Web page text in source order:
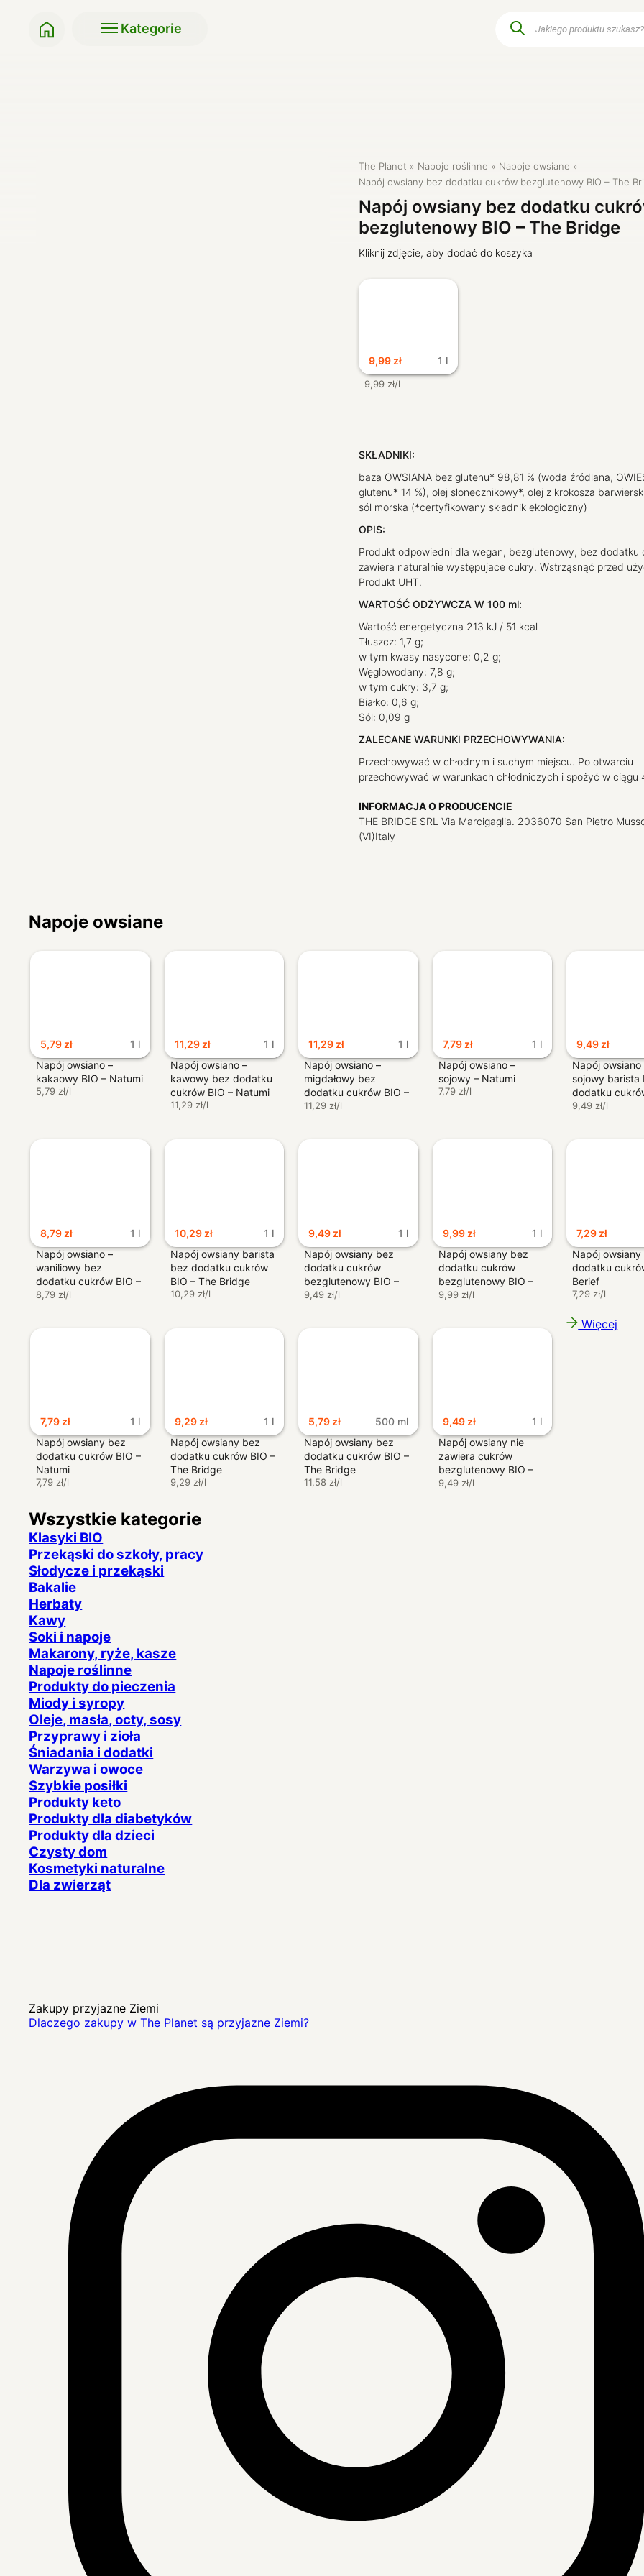
Skanujesz kod QR aplikacją
OpenApp
Produkty dla diabetyków
Kategorie
produktów
The Planet Napoje roślinne
Napoje owsiane
Napój owsiany bez dodatku cukrów bezglutenowy BIO – The
Napój owsiany bez dodatku
bezglutenowy BIO – The Bridge
Kliknij zdjęcie, aby dodać do koszyka
9,99 zł 1 l
9,99 zł/l
SKŁADNIKI:
baza OWSIANA bez glutenu* 98,81 % (woda źródlana,
glutenu* 14 %), olej słonecznikowy*, olej z krokosza
sól morska (*certyfikowany składnik ekologiczny)
OPIS:
Produkt odpowiedni dla wegan, bezglutenowy, bez dodatku
zawiera naturalnie występujace cukry. Wstrząsnąć przed
Produkt UHT.
WARTOŚĆ ODŻYWCZA W 100 ml:
Wartość energetyczna 213 kJ / 51 kcal
Tłuszcz: 1,7 g;
w tym kwasy nasycone: 0,2 g;
Węglowodany: 7,8 g;
w tym cukry: 3,7 g;
Białko: 0,6 g;
Sól: 0,09 g
ZALECANE WARUNKI PRZECHOWYWANIA:
Przechowywać w chłodnym i suchym miejscu. Po otwarciu
przechowywać w warunkach chłodniczych i spożyć w ciągu
INFORMACJA O PRODUCENCIE
THE BRIDGE SRL Via Marcigaglia. 2036070 San Pietro
(VI)Italy
Napoje owsiane
5,79zł
1 l
Napój owsiano –
kakaowy BIO – Natumi
5,79 zł/l
11,29zł
1 l
Napój owsiano –
kawowy bez dodatku
cukrów BIO – Natumi
11,29 zł/l
11,29zł
1 l
Napój owsiano –
migdałowy bez
dodatku cukrów BIO –
Natumi
11,29 zł/l
7,79zł
1 l
Napój owsiano –
sojowy – Natumi
7,79 zł/l
9,49zł
Napój owsiano
sojowy barista
dodatku
Natumi
9,49 zł/l
8,79 zł
1 l
Napój owsiano –
waniliowy bez
dodatku cukrów BIO –
Natumi
8,79 zł/l
10,29 zł
1 l
Napój owsiany barista
bez dodatku cukrów
BIO – The Bridge
10,29 zł/l
9,49 zł
1 l
Napój owsiany bez
dodatku cukrów
bezglutenowy BIO –
Natumi
9,49 zł/l
9,99 zł
1 l
Napój owsiany bez
dodatku cukrów
bezglutenowy BIO –
The Bridge
9,99 zł/l
7,29 zł
Napój
dodatku
Berief
7,29 zł/l
7,79 zł
1 l
Napój owsiany bez
dodatku cukrów BIO –
Natumi
7,79 zł/l
9,29 zł
1 l
Napój owsiany bez
dodatku cukrów BIO –
The Bridge
9,29 zł/l
5,79 zł
500 ml
Napój owsiany bez
dodatku cukrów BIO –
The Bridge
11,58 zł/l
9,49 zł
1 l
Napój owsiany nie
zawiera cukrów
bezglutenowy BIO –
Natumi
9,49 zł/l
Więcej
Wszystkie kategorie
Klasyki BIO
Przekąski do szkoły, pracy
Słodycze i przekąski
Bakalie
Herbaty
Kawy
Soki i napoje
Makarony, ryże, kasze
Napoje roślinne
Produkty do pieczenia
Miody i syropy
Oleje, masła, octy, sosy
Przyprawy i zioła
Śniadania i dodatki
Warzywa i owoce
Szybkie posiłki
Produkty keto
Produkty dla diabetyków
Produkty dla dzieci
Czysty dom
Kosmetyki naturalne
Dla zwierząt
Zakupy przyjazne Ziemi
Dlaczego zakupy w The Planet są przyjazne Ziemi?